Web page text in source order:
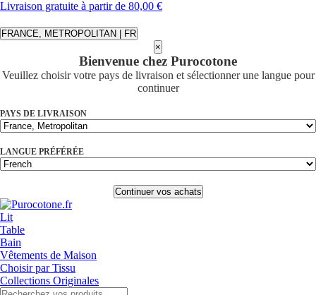
Livraison gratuite à partir de 80,00 €
FRANCE, METROPOLITAN | FR
×
Bienvenue chez Purocotone
Veuillez choisir votre pays de livraison et sélectionner une langue pour
continuer
PAYS DE LIVRAISON
LANGUE PRÉFÉRÉE
Continuer vos achats
Lit
Table
Bain
Vêtements de Maison
Choisir par Tissu
Collections Originales